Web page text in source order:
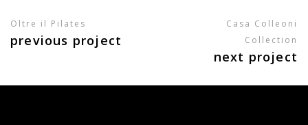
Oltre il Pilates
previous project
Casa Colleoni
Collection
next project